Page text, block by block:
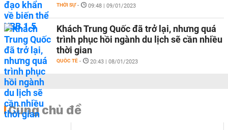
THỜI SỰ - 09:48 | 09/01/2023
Khách Trung Quốc đã trở lại, nhưng quá
trình phục hồi ngành du lịch sẽ cần nhiều
thời gian
QUỐC TẾ - 20:43 | 08/01/2023
Cùng chủ đề